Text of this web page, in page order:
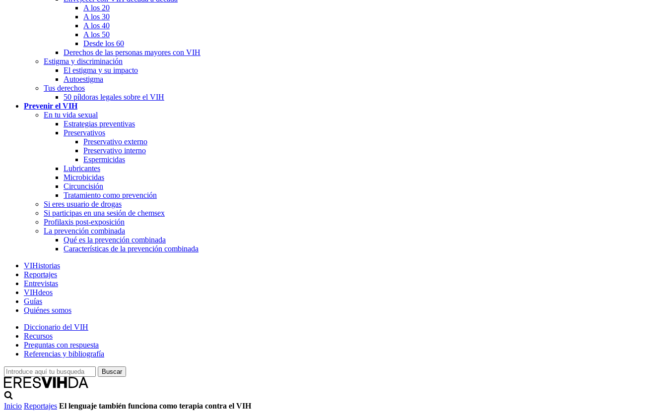
A los 20
A los 30
A los 40
A los 50
Desde los 60
Derechos de las personas mayores con VIH
Estigma y discriminación
El estigma y su impacto
Autoestigma
Tus derechos
50 píldoras legales sobre el VIH
Prevenir el VIH
En tu vida sexual
Estrategias preventivas
Preservativos
Preservativo externo
Preservativo interno
Espermicidas
Lubricantes
Microbicidas
Circuncisión
Tratamiento como prevención
Si eres usuario de drogas
Si participas en una sesión de chemsex
Profilaxis post-exposición
La prevención combinada
Qué es la prevención combinada
Características de la prevención combinada
VIHistorias
Reportajes
Entrevistas
VIHdeos
Guías
Quiénes somos
Diccionario del VIH
Recursos
Preguntas con respuesta
Referencias y bibliografía
Inicio Reportajes El lenguaje también funciona como terapia contra el VIH